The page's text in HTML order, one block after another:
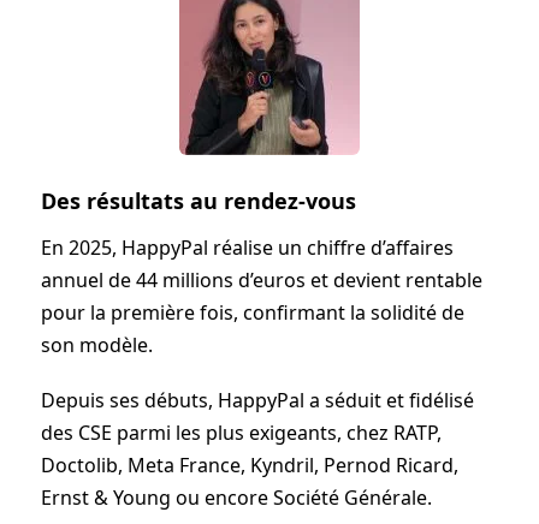
Des résultats au rendez-vous
En 2025, HappyPal réalise un chiffre d’affaires
annuel de 44 millions d’euros et devient rentable
pour la première fois, confirmant la solidité de
son modèle.
Depuis ses débuts, HappyPal a séduit et fidélisé
des CSE parmi les plus exigeants, chez RATP,
Doctolib, Meta France, Kyndril, Pernod Ricard,
Ernst & Young ou encore Société Générale.